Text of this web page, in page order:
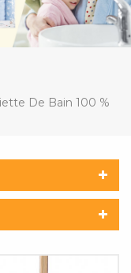
De Bain 100 %